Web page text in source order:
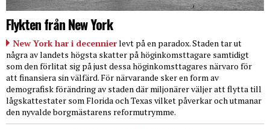
Flykten från New York
New York har i decennierlevt på en paradox. Staden tar ut
några av landets högsta skatter på höginkomsttagare samtidigt
som den förlitat sig på just dessa höginkomsttagares närvaro för
att finansiera sin välfärd. För närvarande sker en form av
demografisk förändring av staden där miljonärer väljer att flytta till
lågskattestater som Florida och Texas vilket påverkar och utmanar
den nyvalde borgmästarens reformutrymme.